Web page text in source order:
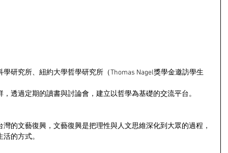
研究所、紐約大學哲學研究所（Thomas Nagel獎學金邀訪學生
透過定期的讀書與討論會，建立以哲學為基礎的交流平台。
的文藝復興，文藝復興是把理性與人文思維深化到大眾的過程，
的方式。